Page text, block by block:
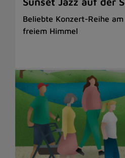
Beliebte Konzert-Reihe
freiem Himmel